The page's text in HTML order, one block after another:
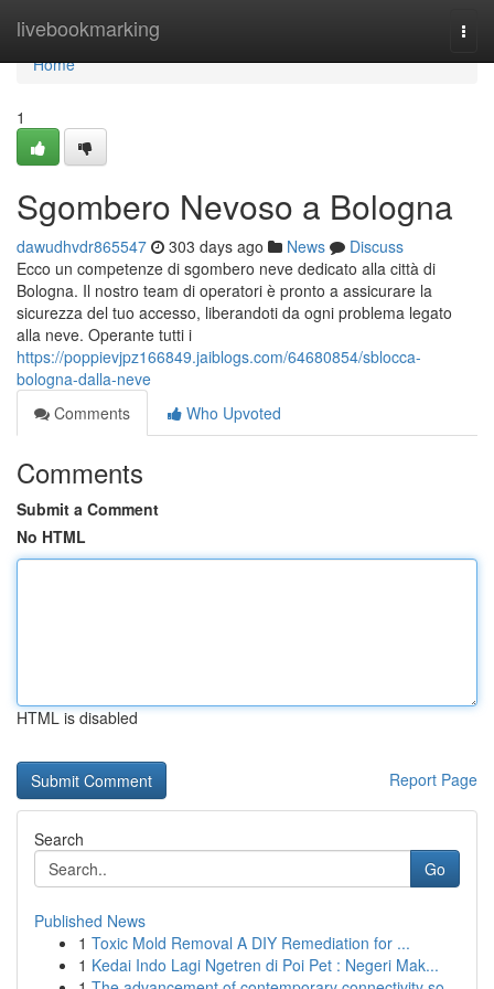
livebookmarking
Home
Home
1
Sgombero Nevoso a Bologna
dawudhvdr865547 303 days ago News
Discuss
Ecco un competenze di sgombero neve dedicato alla città di
Bologna. Il nostro team di operatori è pronto a assicurare la
sicurezza del tuo accesso, liberandoti da ogni problema legato
alla neve. Operante tutti i
https://poppievjpz166849.jaiblogs.com/64680854/sblocca-
bologna-dalla-neve
Comments
Who Upvoted
Comments
Submit a Comment
No HTML
HTML is disabled
Report Page
Search
Go
Published News
1 Toxic Mold Removal A DIY Remediation for ...
1 Kedai Indo Lagi Ngetren di Poi Pet : Negeri Mak...